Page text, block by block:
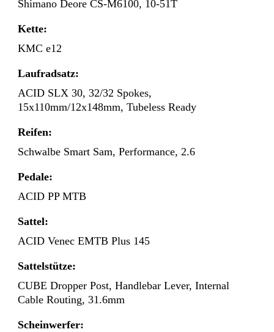
Shimano Deore CS-M6100, 10-51T
Kette:
KMC e12
Laufradsatz:
ACID SLX 30, 32/32 Spokes,
15x110mm/12x148mm, Tubeless Ready
Reifen:
Schwalbe Smart Sam, Performance, 2.6
Pedale:
ACID PP MTB
Sattel:
ACID Venec EMTB Plus 145
Sattelstütze:
CUBE Dropper Post, Handlebar Lever, Internal
Cable Routing, 31.6mm
Scheinwerfer: